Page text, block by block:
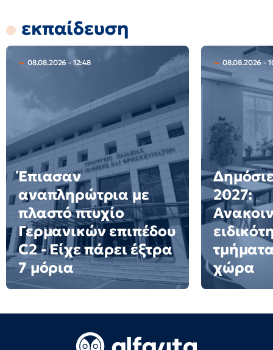
εκπαίδευση
08.08.2026 - 12:48
Έπιασαν
αναπληρώτρια με
πλαστό πτυχίο
Γερμανικών επιπέδου
C2 - Είχε πάρει έξτρα
7 μόρια
08.08.2026 -
2027:
χώρα